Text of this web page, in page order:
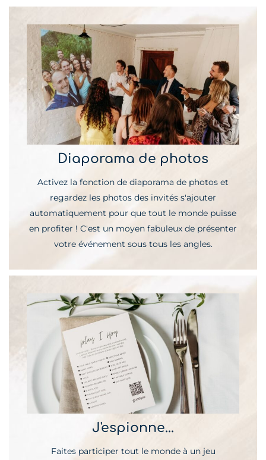
Diaporama de photos
Activez la fonction de diaporama de photos et
regardez les photos des invités s'ajouter
automatiquement pour que tout le monde puisse
en profiter ! C'est un moyen fabuleux de présenter
votre événement sous tous les angles.
J'espionne...
Faites participer tout le monde à un jeu